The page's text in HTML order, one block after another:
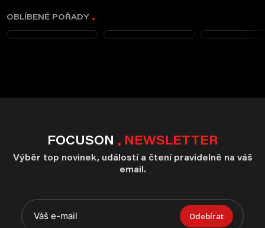
OBLÍBENÉ POŘADY
FOCUSON NEWSLETTER
Výběr top novinek, událostí a čtení pravidelně na váš
email.
Odebírat